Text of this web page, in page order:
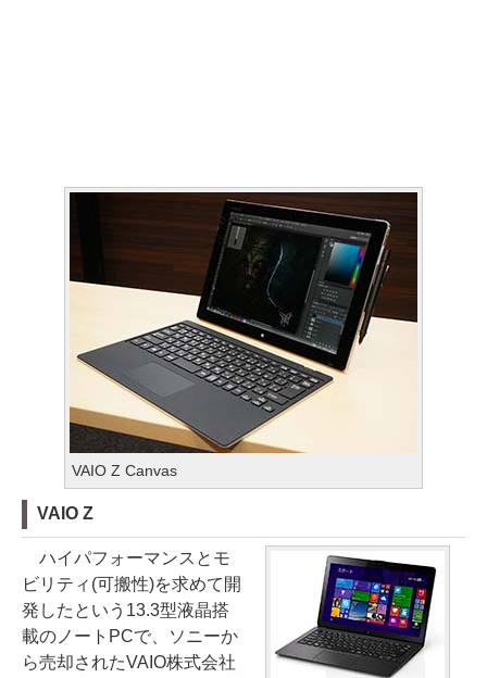
VAIO Z Canvas
VAIO Z
ハイパフォーマンスとモ
ビリティ(可搬性)を求めて開
発したという13.3型液晶搭
載のノートPCで、ソニーか
ら売却されたVAIO株式会社